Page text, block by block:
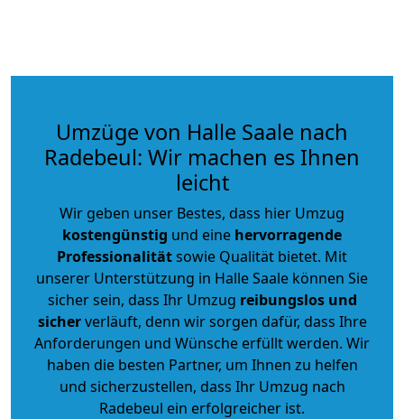
Umzüge von Halle Saale nach
Radebeul: Wir machen es Ihnen
leicht
Wir geben unser Bestes, dass hier Umzug
kostengünstig und eine hervorragende
Professionalitätsowie Qualität bietet. Mit
unserer Unterstützung in Halle Saale können Sie
sicher sein, dass Ihr Umzug reibungslos und
sicherverläuft, denn wir sorgen dafür, dass Ihre
Anforderungen und Wünsche erfüllt werden. Wir
haben die besten Partner, um Ihnen zu helfen
und sicherzustellen, dass Ihr Umzug nach
Radebeul ein erfolgreicher ist.